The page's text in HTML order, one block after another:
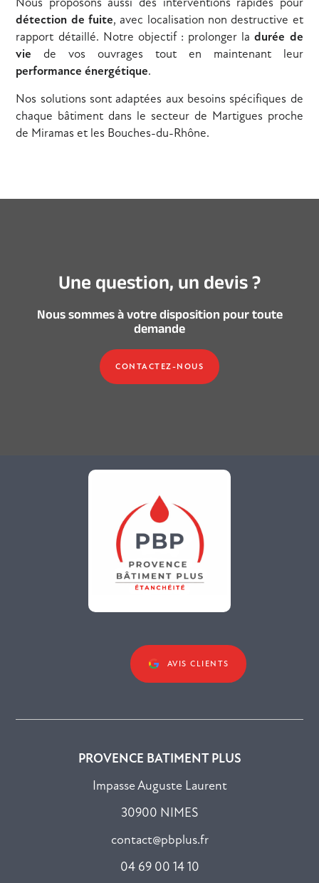
détection de fuite, avec localisation non destructive et
rapport détaillé. Notre objectif : prolonger ladurée de
vie de vos ouvrages tout en maintenant leur
performance énergétique.
Nos solutions sont adaptées aux besoins spécifiques de
chaque bâtiment dans le secteur de Martigues proche
de Miramas et les Bouches-du-Rhône.
Une question, un devis ?
Nous sommes à votre disposition pour toute
demande
CONTACTEZ-NOUS
AVIS CLIENTS
PROVENCE BATIMENT PLUS
Impasse Auguste Laurent
30900 NIMES
contact@pbplus.fr
04 69 00 14 10